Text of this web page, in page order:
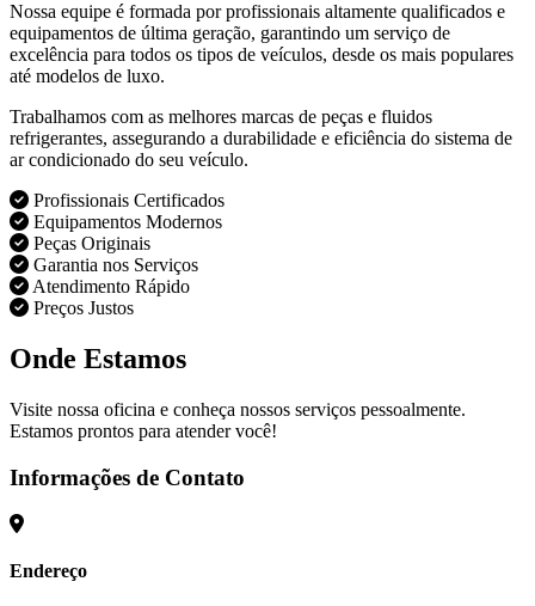
Nossa equipe é formada por profissionais altamente qualificados e
equipamentos de última geração, garantindo um serviço de
excelência para todos os tipos de veículos, desde os mais populares
até modelos de luxo.
Trabalhamos com as melhores marcas de peças e fluidos
refrigerantes, assegurando a durabilidade e eficiência do sistema de
ar condicionado do seu veículo.
Profissionais Certificados
Equipamentos Modernos
Peças Originais
Garantia nos Serviços
Atendimento Rápido
Preços Justos
Onde Estamos
Visite nossa oficina e conheça nossos serviços pessoalmente.
Estamos prontos para atender você!
Informações de Contato
Endereço